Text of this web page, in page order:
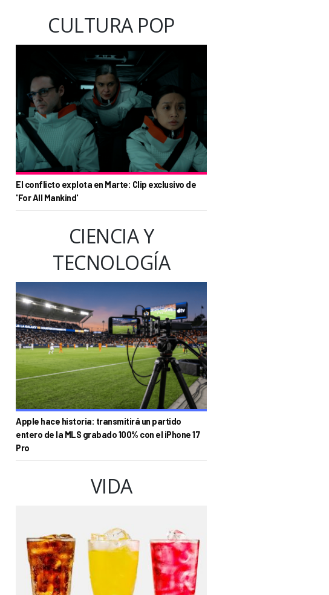
CULTURA POP
El conflicto explota en Marte: Clip exclusivo de
'For All Mankind'
CIENCIA Y
TECNOLOGÍA
Apple hace historia: transmitirá un partido
entero de la MLS grabado 100% con el iPhone 17
Pro
VIDA